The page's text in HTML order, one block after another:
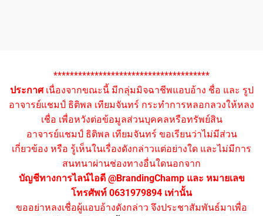
**************************************
ประกาศเนื่องจากขณะนี้ มีกลุ่มมิจฉาชีพแอบอ้าง ชื่อ และ รูป
อาจารย์แชมป์ ธิติพล เทียมจันทร์ กระทำการหลอกลวงให้หลง
เชื่อ เพื่อหวังต่อข้อมูลส่วนบุคคลหรือทรัพย์สิน
อาจารย์แชมป์ ธิติพล เทียมจันทร์ ขอเรียนว่าไม่มีส่วน
เกี่ยวข้อง หรือ รู้เห็นในเรื่องดังกล่าวแต่อย่างใด และไม่มีการ
สนทนาผ่านช่องทางอื่นใดนอกจาก
บัญชีทางการไลน์ไอดี @BrandingChamp และ หมายเลข
โทรศัพท์ 0631979894 เท่านั้น
ขออย่าหลงเชื่อผู้แอบอ้างดังกล่าว จึงประชาสัมพันธ์มาเพื่อ